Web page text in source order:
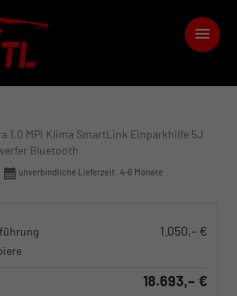
1,0 MPI Klima SmartLink Einparkhilfe 5J
Bluetooth
unverbindliche Lieferzeit: 4-6 Monate
1.050,– €
18.693,– €